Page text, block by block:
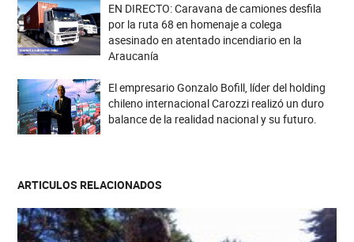
EN DIRECTO: Caravana de camiones desfila
por la ruta 68 en homenaje a colega
asesinado en atentado incendiario en la
Araucanía
El empresario Gonzalo Bofill, líder del holding
chileno internacional Carozzi realizó un duro
balance de la realidad nacional y su futuro.
ARTICULOS RELACIONADOS